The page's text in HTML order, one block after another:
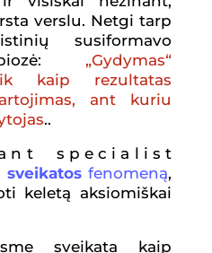
verslu. Netgi tarp
susiformavo
„Gydymas“
kaip rezultatas
ant kuriu
..
n t s p e c i a l i s t
sveikatosfenomeną,
keletą aksiomiškai
sveikata kaip